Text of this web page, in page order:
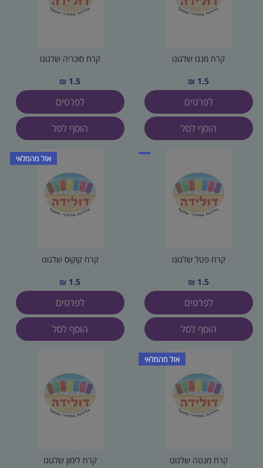
קרח מנגו שלגוגו
1.5 ₪
לפרטים
הוסף לסל
קרח סוכריה שלגוגו
1.5 ₪
לפרטים
הוסף לסל
קרח פטל שלגוגו
1.5 ₪
לפרטים
הוסף לסל
אזל מהמלאי
קרח קוקוס שלגוגו
1.5 ₪
לפרטים
הוסף לסל
אזל מהמלאי
קרח מנטה שלגוגו קרח לימון שלגוגו